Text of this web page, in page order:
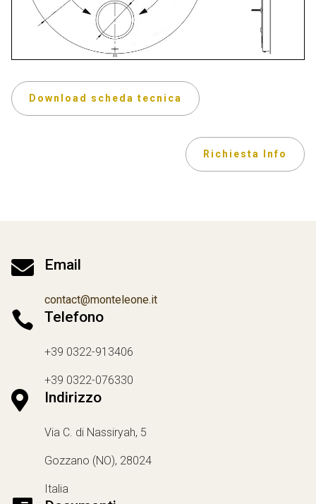
Download scheda tecnica
Richiesta Info
 Email
contact@monteleone.it
 Telefono
+39 0322-913406
+39 0322-076330
 Indirizzo
Via C. di Nassiryah, 5
Gozzano (NO), 28024
Italia